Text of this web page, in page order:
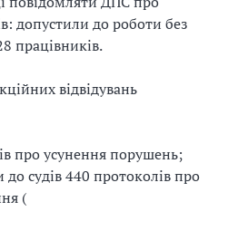
допустили до роботи без
працівників.
відвідувань
про усунення порушень;
судів 440 протоколів про
(